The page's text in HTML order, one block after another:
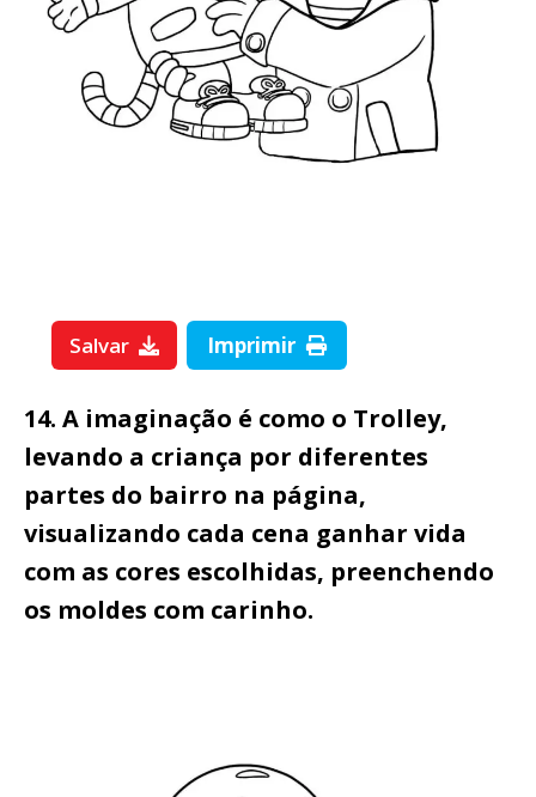
Salvar Imprimir
14. A imaginação é como o Trolley,
levando a criança por diferentes
partes do bairro na página,
visualizando cada cena ganhar vida
com as cores escolhidas, preenchendo
os moldes com carinho.